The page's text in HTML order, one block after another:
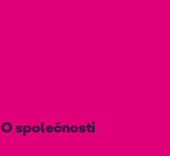
O společnosti